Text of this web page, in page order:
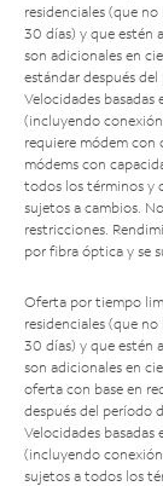
residenciales (que
30 días) y que estén
son adicionales en
estándar después
Velocidades basadas
(incluyendo
requiere módem con
módems con
todos los términos y
sujetos a cambios.
restricciones.
por fibra óptica y se
Oferta por tiempo
residenciales (que
30 días) y que estén
son adicionales en
oferta con base en
después del período
Velocidades basadas
(incluyendo
sujetos a todos los